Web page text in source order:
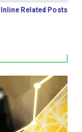
Inline Related Posts